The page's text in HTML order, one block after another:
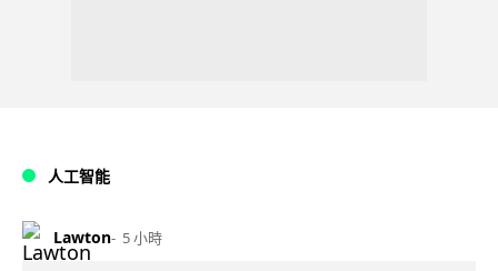
人工智能
Lawton 5 小時